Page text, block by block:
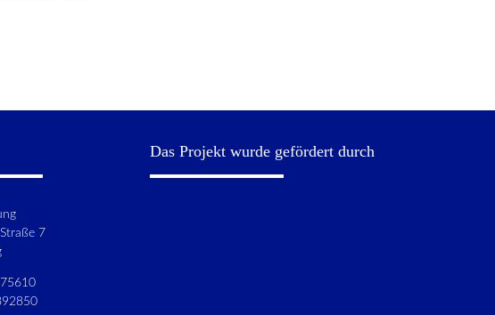
7
Das Projekt wurde gefördert durch